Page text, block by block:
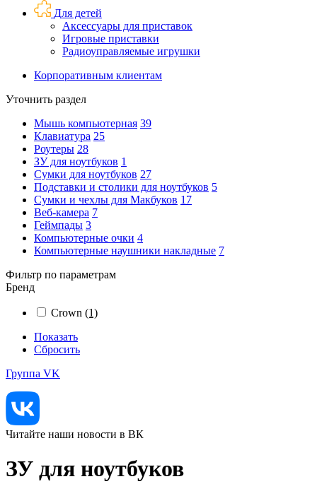
Для детей
Аксессуары для приставок
Игровые приставки
Радиоуправляемые игрушки
Корпоративным клиентам
Уточнить раздел
Мышь компьютерная 39
Клавиатура 25
Роутеры 28
ЗУ для ноутбуков 1
Сумки для ноутбуков 27
Подставки и столики для ноутбуков 5
Сумки и чехлы для Макбуков 17
Веб-камера 7
Геймпады 3
Компьютерные очки 4
Компьютерные наушники накладные 7
Фильтр по параметрам
Бренд
Crown (1)
Показать
Сбросить
Группа VK
Читайте наши новости в ВК
ЗУ для ноутбуков